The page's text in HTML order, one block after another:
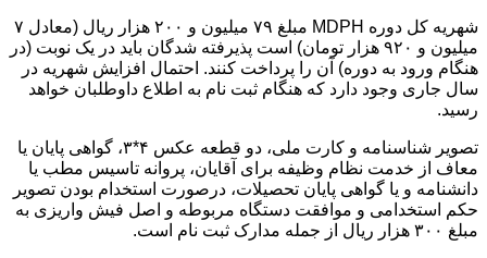
شهریه کل دوره MDPH مبلغ ۷۹ میلیون و ۲۰۰ هزار ریال (معادل ۷
میلیون و ۹۲۰ هزار تومان) است پذیرفته شدگان باید در یک نوبت (در
هنگام ورود به دوره) آن را پرداخت کنند. احتمال افزایش شهریه در
سال جاری وجود دارد که هنگام ثبت نام به اطلاع داوطلبان خواهد
رسید.
تصویر شناسنامه و کارت ملی، دو قطعه عکس ۴*۳، گواهی پایان یا
معاف از خدمت نظام وظیفه برای آقایان، پروانه تاسیس مطب یا
دانشنامه و یا گواهی پایان تحصیلات، درصورت استخدام بودن تصویر
حکم استخدامی و موافقت دستگاه مربوطه و اصل فیش واریزی به
مبلغ ۳۰۰ هزار ریال از جمله مدارک ثبت نام است.